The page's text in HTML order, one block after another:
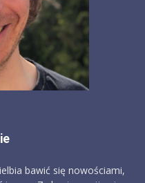
bawić się nowościami,